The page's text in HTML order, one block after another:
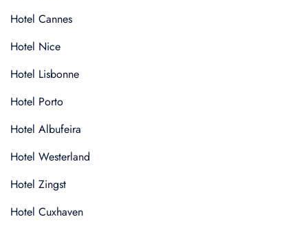
Hotel Cannes
Hotel Nice
Hotel Lisbonne
Hotel Porto
Hotel Albufeira
Hotel Westerland
Hotel Zingst
Hotel Cuxhaven